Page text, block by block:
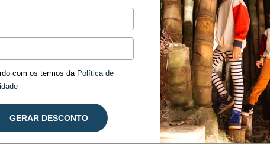
Início Para
Clique e veja!
com os termos da Política de
GERAR DESCONTO